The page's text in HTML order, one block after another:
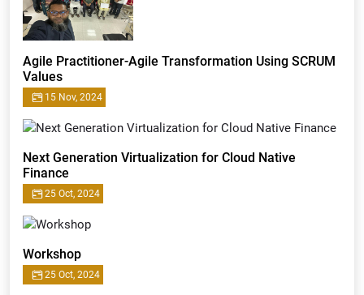
Agile Practitioner-Agile Transformation Using SCRUM
Values
15 Nov, 2024
Next Generation Virtualization for Cloud Native
Finance
25 Oct, 2024
Workshop
25 Oct, 2024